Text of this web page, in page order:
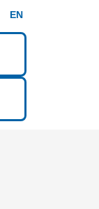
EN